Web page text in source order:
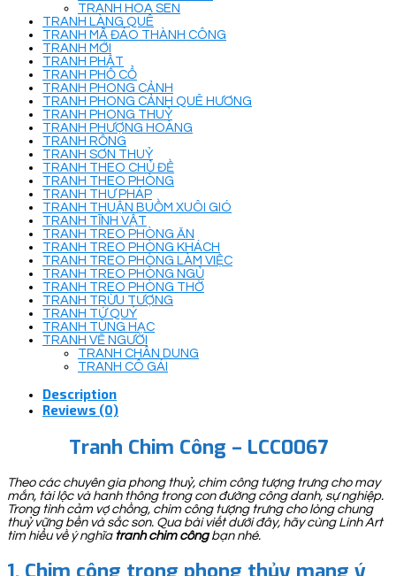
TRANH HOA SEN
TRANH LÀNG QUÊ
TRANH MÃ ĐÁO THÀNH CÔNG
TRANH MỚI
TRANH PHẬT
TRANH PHỐ CỔ
TRANH PHONG CẢNH
TRANH PHONG CẢNH QUÊ HƯƠNG
TRANH PHONG THUỶ
TRANH PHƯỢNG HOÀNG
TRANH RỒNG
TRANH SƠN THUỶ
TRANH THEO CHỦ ĐỀ
TRANH THEO PHÒNG
TRANH THƯ PHÁP
TRANH THUẬN BUỒM XUÔI GIÓ
TRANH TĨNH VẬT
TRANH TREO PHÒNG ĂN
TRANH TREO PHÒNG KHÁCH
TRANH TREO PHÒNG LÀM VIỆC
TRANH TREO PHÒNG NGỦ
TRANH TREO PHÒNG THỜ
TRANH TRỪU TƯỢNG
TRANH TỨ QUÝ
TRANH TÙNG HẠC
TRANH VẼ NGƯỜI
TRANH CHÂN DUNG
TRANH CÔ GÁI
Description
Reviews (0)
Tranh Chim Công – LCC0067
Theo các chuyên gia phong thuỷ, chim công tượng trưng cho may
mắn, tài lộc và hanh thông trong con đường công danh, sự nghiệp.
Trong tình cảm vợ chồng, chim công tượng trưng cho lòng chung
thuỷ vững bền và sắc son. Qua bài viết dưới đây, hãy cùng Linh Art
tìm hiểu về ý nghĩa tranh chim côngbạn nhé.